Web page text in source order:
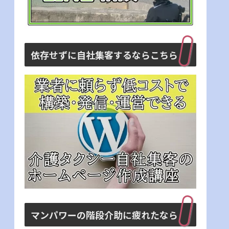
依存せずに自社集客するならこちら
マンパワーの階段介助に疲れたなら